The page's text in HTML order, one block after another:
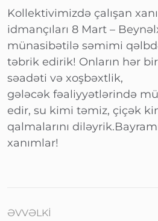
Kollektivimizdə çalışan
idmançıları 8 Mart –
münasibətilə səmimi
təbrik edirik! Onların hər
səadəti və xoşbəxtlik,
gələcək fəaliyyətlərində
edir, su kimi təmiz, çiçək
qalmalarını
xanımlar!
ƏVVƏLKI